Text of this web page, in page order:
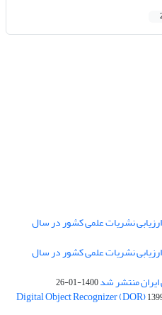
نشریات علمی کشور در سال
نشریات علمی کشور در سال
1400-01-26